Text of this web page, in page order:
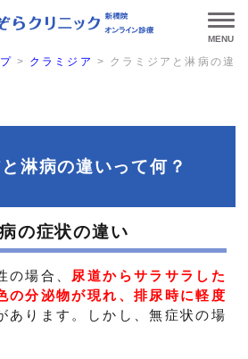
MENU
> クラミジア >
クラミジアと淋病の違
淋病の違いって何？
の症状の違い
の場合、 尿道からサラサラした
の分泌物が現れ、排尿時に軽度
あります。しかし、無症状の場